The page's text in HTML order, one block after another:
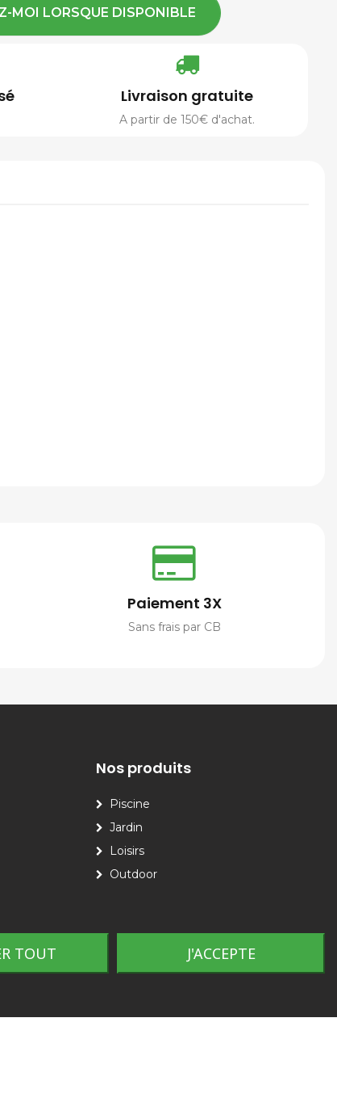
MOI LORSQUE DISPONIBLE
Livraison gratuite
A partir de 150€ d'achat.
Paiement 3X
Sans frais par CB
Nos produits
Piscine
Jardin
Loisirs
Outdoor
TOUT J'ACCEPTE